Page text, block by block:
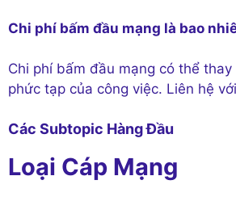
Chi phí bấm đầu mạng là bao
Chi phí bấm đầu mạng có thể
phức tạp của công việc. Liên hệ
Các Subtopic Hàng Đầu
Loại Cáp Mạng